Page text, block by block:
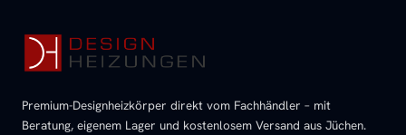
Premium-Designheizkörper direkt vom Fachhändler – mit
Beratung, eigenem Lager und kostenlosem Versand aus Jüchen.